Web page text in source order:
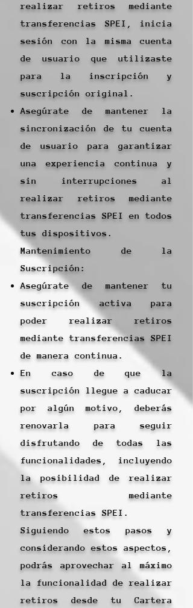
realizar retiros mediante
transferencias SPEI, inicia
sesión con la misma cuenta
de usuario que utilizaste
para la inscripción y
suscripción original.
Asegúrate de mantener la
sincronización de tu cuenta
de usuario para garantizar
una experiencia continua y
sin interrupciones al
realizar retiros mediante
transferencias SPEI en todos
tus dispositivos.
Mantenimiento de la
Suscripción:
Asegúrate de mantener tu
suscripción activa para
poder realizar retiros
mediante transferencias SPEI
de manera continua.
En caso de que la
suscripción llegue a caducar
por algún motivo, deberás
renovarla para seguir
disfrutando de todas las
funcionalidades, incluyendo
la posibilidad de realizar
retiros mediante
transferencias SPEI.
Siguiendo estos pasos y
considerando estos aspectos,
podrás aprovechar al máximo
la funcionalidad de realizar
retiros desde tu Cartera